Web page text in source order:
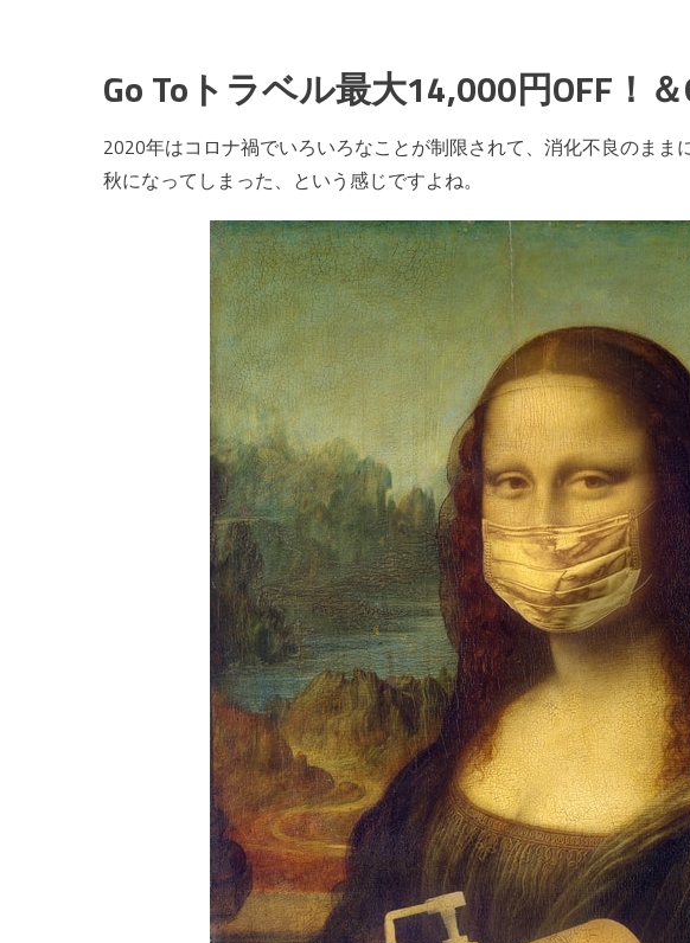
Go Toトラベル最大14,000円OFF！
2020年はコロナ禍でいろいろなことが制限されて、消化不良のま
秋になってしまった、という感じですよね。